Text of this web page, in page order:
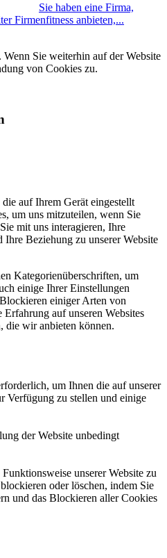
Sie haben eine Firma,
Firmenfitness anbieten,...
Sie weiterhin auf der Website
von Cookies zu.
auf Ihrem Gerät eingestellt
um uns mitzuteilen, wenn Sie
mit uns interagieren, Ihre
Ihre Beziehung zu unserer Website
Kategorienüberschriften, um
einige Ihrer Einstellungen
einiger Arten von
auf unseren Websites
die wir anbieten können.
um Ihnen die auf unserer
Verfügung zu stellen und einige
der Website unbedingt
unserer Website zu
oder löschen, indem Sie
und das Blockieren aller Cookies